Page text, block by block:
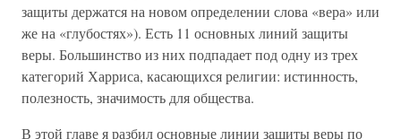
защиты держатся на новом определении слова «вера» или
же на «глубостях»). Есть 11 основных линий защиты
веры. Большинство из них подпадает под одну из трех
категорий Харриса, касающихся религии: истинность,
полезность, значимость для общества.
В этой главе я разбил основные линии защиты веры по